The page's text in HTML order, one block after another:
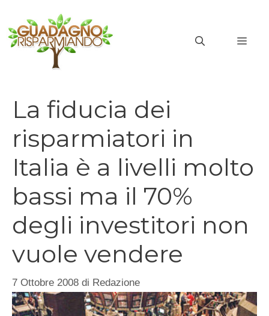
contenuto
La fiducia dei
risparmiatori in
Italia è a livelli molto
bassi ma il 70%
degli investitori non
vuole vendere
7 Ottobre 2008 di Redazione